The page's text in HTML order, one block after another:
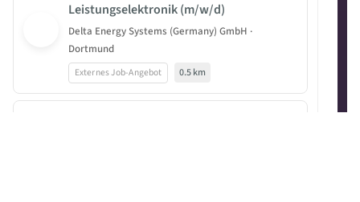
Leistungselektronik (m/w/d)
Delta Energy Systems (Germany) GmbH ·
Dortmund
Externes Job-Angebot 0.5 km